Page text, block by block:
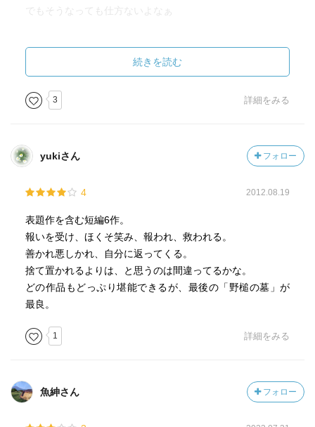
でもそうなっても仕方ないよなぁ
田屋に奉公してるおつぎはある日、
旦那様がこっそり覗いてる掛け軸を番頭さんと見てしまっ
た
壺の中に入ったお坊様
この掛け軸にはある秘密があり……
お文の影:
長屋で影ふみ鬼をしてる子供達、影を数えると一人多い。
よく見てみると、まだ小さい女の子
前にも女の子の影が出ていたと知った長屋の佐次郎が
岡っ引きの政五郎親分に相談すると
博打眼:
続きを読む
3 詳細をみる
yukiさん フォロー
4 2012.08.19
表題作を含む短編6作。
報いを受け、ほくそ笑み、報われ、救われる。
善かれ悪しかれ、自分に返ってくる。
捨て置かれるよりは、と思うのは間違ってるかな。
どの作品もどっぷり堪能できるが、最後の「野槌の墓」が
最良。
1 詳細をみる
魚紳さん フォロー